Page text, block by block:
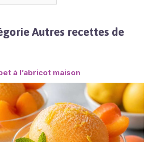
Autres recettes de
à l’abricot maison